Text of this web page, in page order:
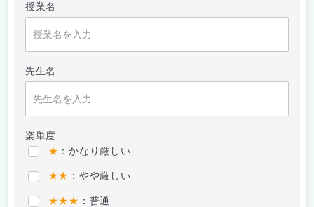
授業名
先生名
楽単度
★ ：かなり厳しい
★★ ：やや厳しい
★★★ ：普通